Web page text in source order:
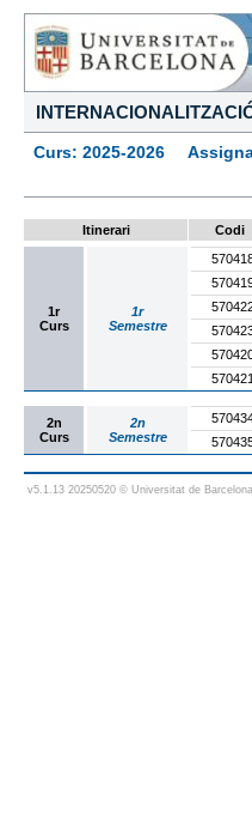
Curs: 2025-2026
Itinerari Codi
1r
Curs
1r
Semestre
570421
2n
Curs
2n
Semestre
v5.1.13 20250520 © Universitat de Barcelona